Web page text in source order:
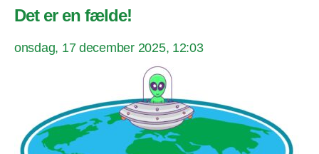
Det er en fælde!
onsdag, 17 december 2025, 12:03